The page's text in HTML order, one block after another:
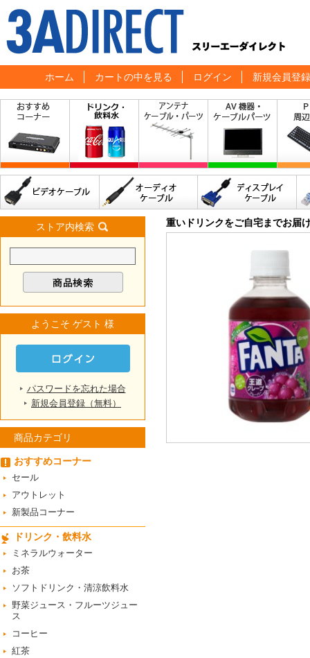
ホーム カートの中を見る ログイン 新規会員登録
ストア内検索
ようこそ ゲスト 様
パスワードを忘れた場合
新規会員登録（無料）
商品カテゴリ
おすすめコーナー
セール
アウトレット
新製品コーナー
ドリンク・飲料水
ミネラルウォーター
お茶
ソフトドリンク・清涼飲料水
野菜ジュース・フルーツジュー
ス
コーヒー
紅茶
重いドリンクをご自宅までお届